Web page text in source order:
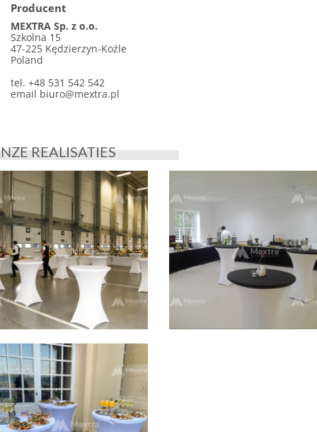
Producent
MEXTRA Sp. z o.o.
Szkolna 15
47-225 Kędzierzyn-Koźle
Poland
tel. +48 531 542 542
email biuro@mextra.pl
REALISATIES